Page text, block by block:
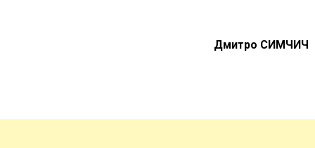
Дмитро СИМЧИЧ